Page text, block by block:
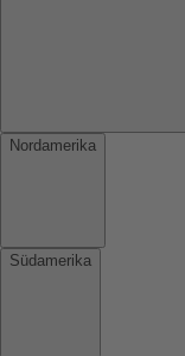
Nordamerika
Südamerika